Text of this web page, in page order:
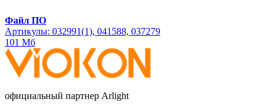
Файл ПО
Артикулы: 032991(1), 041588, 037279
101 Мб
официальный партнер Arlight